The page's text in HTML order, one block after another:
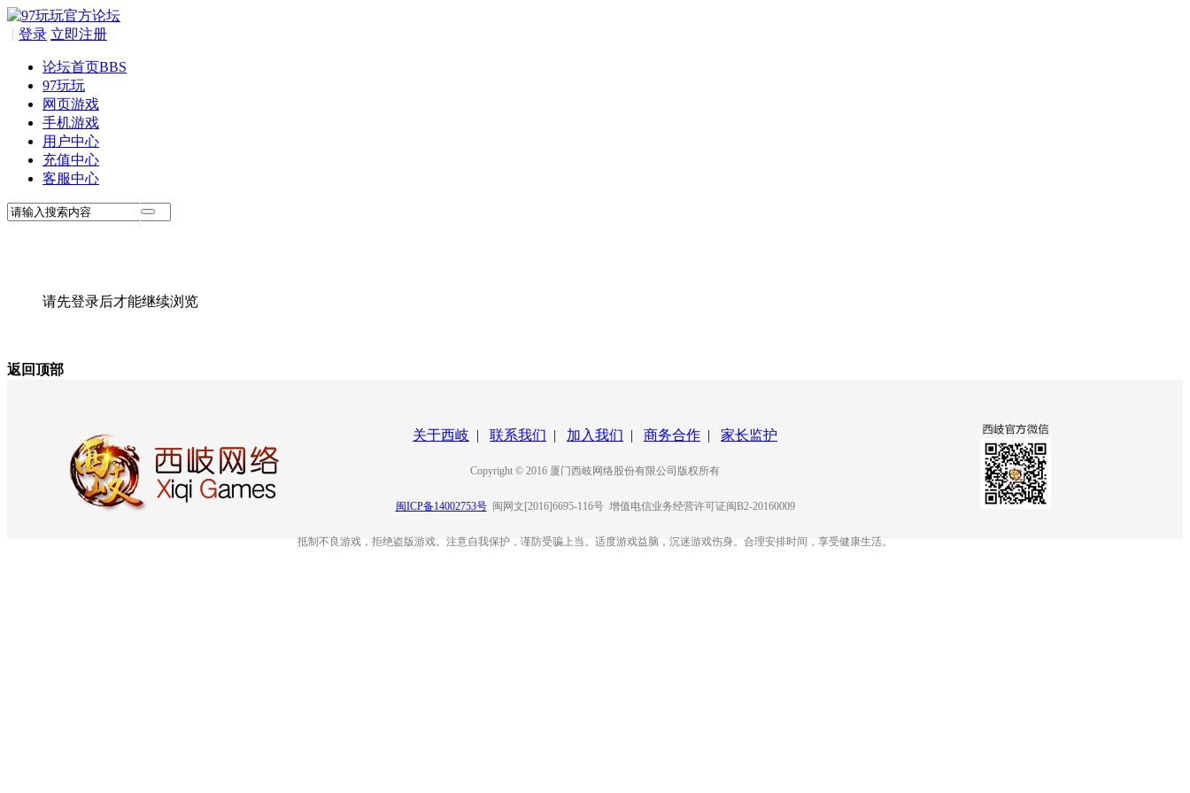
登录
| 立即注册
论坛首页BBS
97玩玩
网页游戏
手机游戏
用户中心
充值中心
客服中心
请先登录后才能继续浏览
返回顶部
关于西岐 | 联系我们 | 加入我们 | 商务合作 | 家长监护
Copyright © 2016 厦门西岐网络股份有限公司版权所有
闽ICP备14002753号闽网文[2016]6695-116号 增值电信业务经营许可证闽B2-20160009
抵制不良游戏，拒绝盗版游戏。注意自我保护，谨防受骗上当。适度游戏益脑，沉迷游戏伤身。合理安排时间，享受健康生活。